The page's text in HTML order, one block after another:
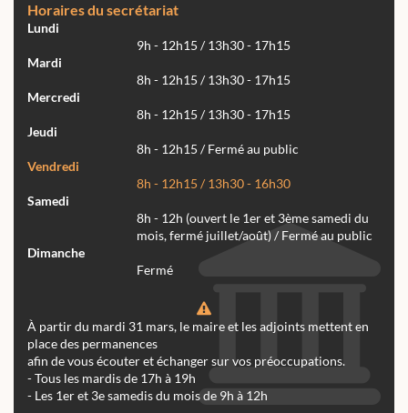
Horaires du secrétariat
Lundi
9h - 12h15 / 13h30 - 17h15
Mardi
8h - 12h15 / 13h30 - 17h15
Mercredi
8h - 12h15 / 13h30 - 17h15
Jeudi
8h - 12h15 / Fermé au public
Vendredi
8h - 12h15 / 13h30 - 16h30
Samedi
8h - 12h (ouvert le 1er et 3ème samedi du
mois, fermé juillet/août) / Fermé au public
Dimanche
Fermé
À partir du mardi 31 mars, le maire et les adjoints mettent en
place des permanences
afin de vous écouter et échanger sur vos préoccupations.
- Tous les mardis de 17h à 19h
- Les 1er et 3e samedis du mois de 9h à 12h